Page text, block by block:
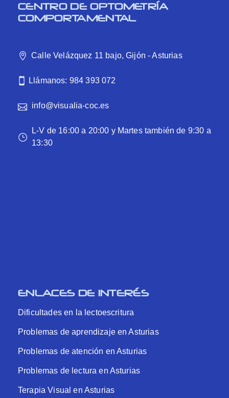
CENTRO DE OPTOMETRÍA
COMPORTAMENTAL
Calle Velázquez 11 bajo, Gijón - Asturias
Llámanos: 984 393 072
info@visualia-coc.es
L-V de 16:00 a 20:00 y Martes también de 9:30 a
13:30
ENLACES DE INTERÉS
Dificultades en la lectoescritura
Problemas de aprendizaje en Asturias
Problemas de atención en Asturias
Problemas de lectura en Asturias
Terapia Visual en Asturias